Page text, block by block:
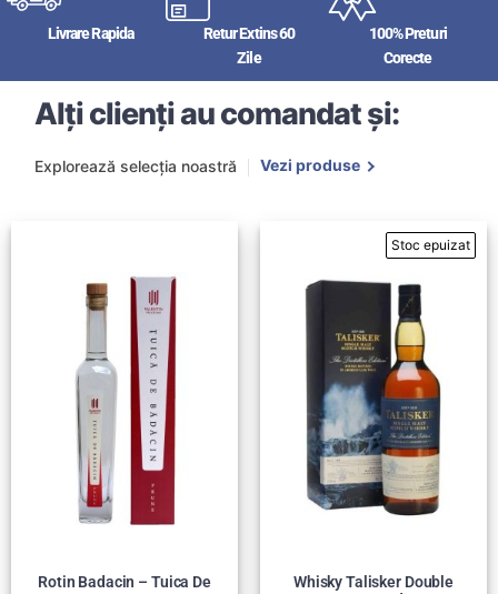
Livrare Rapida
Retur Extins 60
Zile
100% Preturi
Corecte
Alți clienți au comandat și:
Explorează selecția noastră Vezi produse
Rotin Badacin – Tuica De
Whisky Talisker Double